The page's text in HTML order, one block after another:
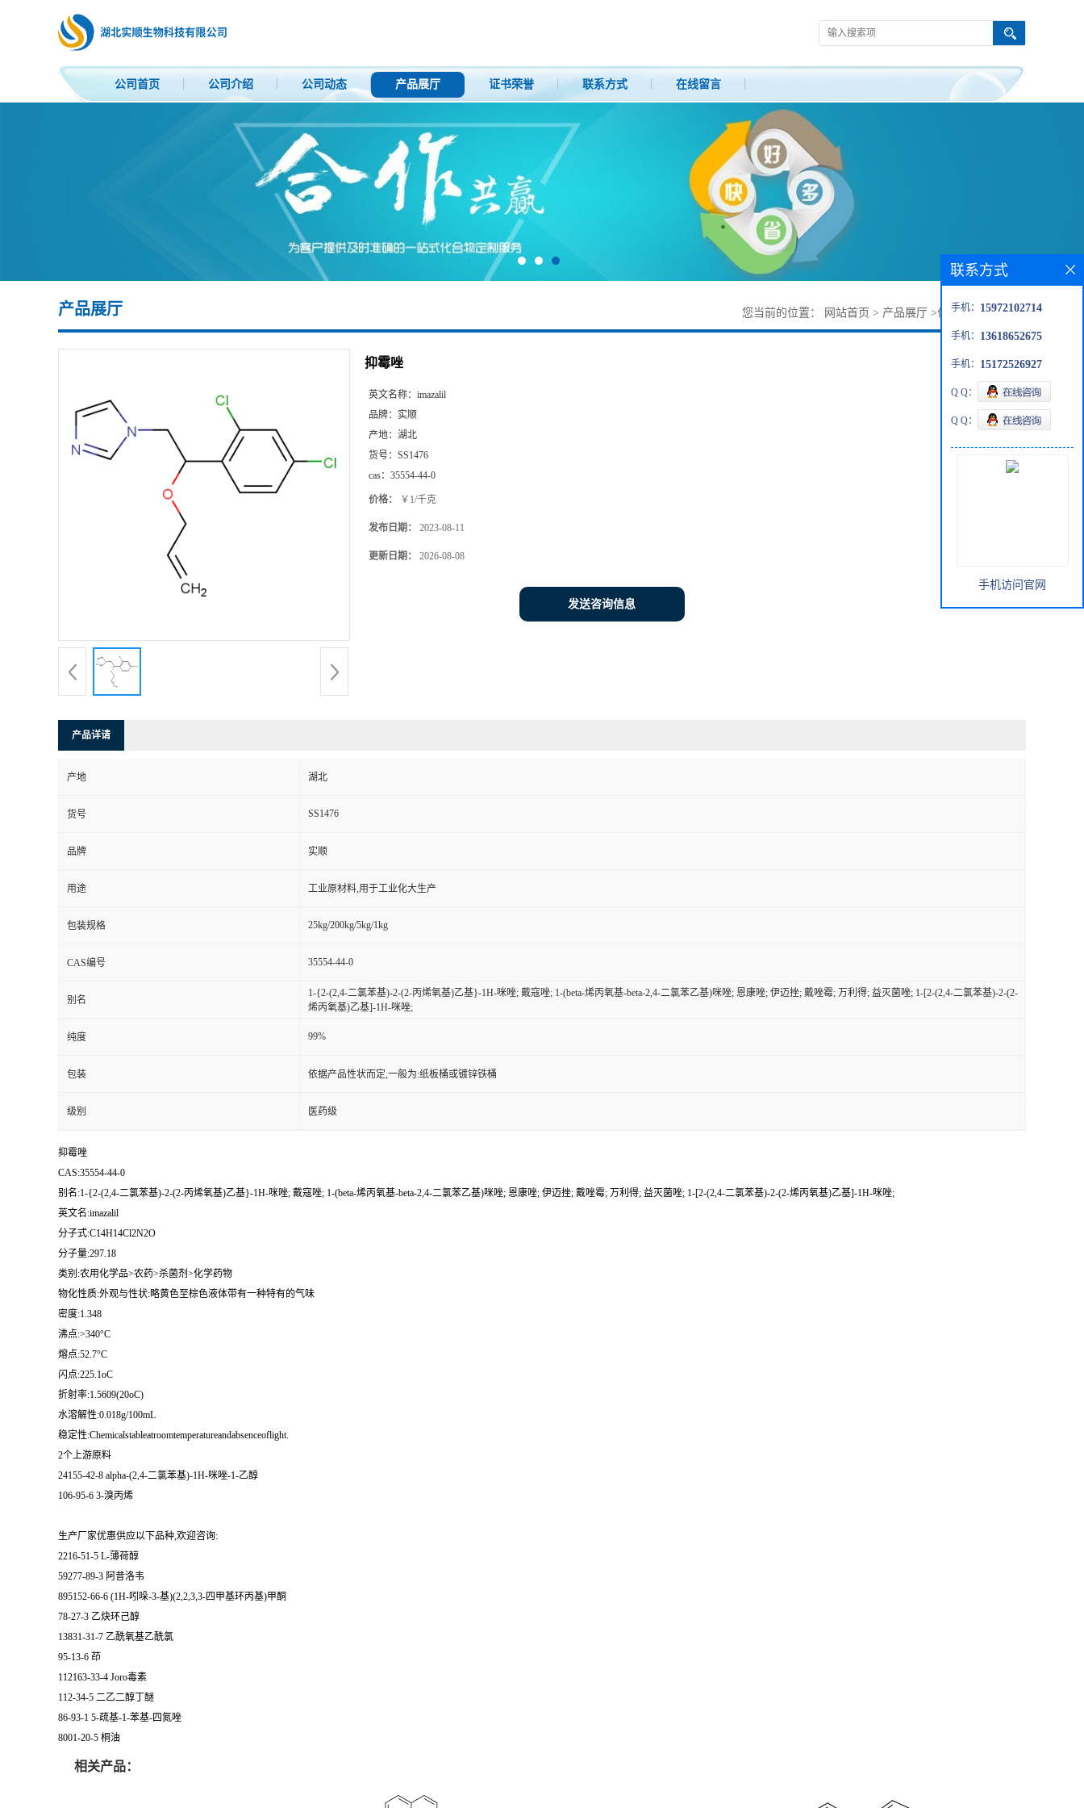
公司首页 公司介绍 公司动态 产品展厅 证书荣誉 联系方式 在线留言
产品展厅 您当前的位置： 网站首页 > 产品展厅 >优势品种>抑霉唑
抑霉唑
英文名称： imazalil
品牌： 实顺
产地： 湖北
货号： SS1476
cas： 35554-44-0
价格： ￥1/千克
发布日期： 2023-08-11
更新日期： 2026-08-08
发送咨询信息
产品详请
产地 湖北
货号 SS1476
品牌 实顺
用途 工业原材料,用于工业化大生产
包装规格 25kg/200kg/5kg/1kg
CAS编号 35554-44-0
别名
1-{2-(2,4-二氯苯基)-2-(2-丙烯氧基)乙基}-1H-咪唑; 戴寇唑; 1-(beta-烯丙氧基-beta-2,4-二氯苯乙基)咪唑; 恩康唑; 伊迈挫; 戴唑霉; 万利得; 益灭菌唑; 1-[2-(2,4-二氯苯基)-2-(2-
烯丙氧基)乙基]-1H-咪唑;
纯度 99%
包装 依据产品性状而定,一般为:纸板桶或镀锌铁桶
级别 医药级
抑霉唑
CAS:35554-44-0
别名:1-{2-(2,4-二氯苯基)-2-(2-丙烯氧基)乙基}-1H-咪唑; 戴寇唑; 1-(beta-烯丙氧基-beta-2,4-二氯苯乙基)咪唑; 恩康唑; 伊迈挫; 戴唑霉; 万利得; 益灭菌唑; 1-[2-(2,4-二氯苯基)-2-(2-烯丙氧基)乙基]-1H-咪唑;
英文名:imazalil
分子式:C14H14Cl2N2O
分子量:297.18
类别:农用化学品>农药>杀菌剂>化学药物
物化性质:外观与性状:略黄色至棕色液体带有一种特有的气味
密度:1.348
沸点:>340°C
熔点:52.7°C
闪点:225.1oC
折射率:1.5609(20oC)
水溶解性:0.018g/100mL
稳定性:Chemicalstableatroomtemperatureandabsenceoflight.
2个上游原料
24155-42-8 alpha-(2,4-二氯苯基)-1H-咪唑-1-乙醇
106-95-6 3-溴丙烯
生产厂家优惠供应以下品种,欢迎咨询:
2216-51-5 L-薄荷醇
59277-89-3 阿昔洛韦
895152-66-6 (1H-吲哚-3-基)(2,2,3,3-四甲基环丙基)甲酮
78-27-3 乙炔环己醇
13831-31-7 乙酰氧基乙酰氯
95-13-6 茚
112163-33-4 Joro毒素
112-34-5 二乙二醇丁醚
86-93-1 5-疏基-1-苯基-四氮唑
8001-20-5 桐油
相关产品：
联系方式
手机： 15972102714
手机： 13618652675
手机： 15172526927
Q Q：
Q Q：
手机访问官网